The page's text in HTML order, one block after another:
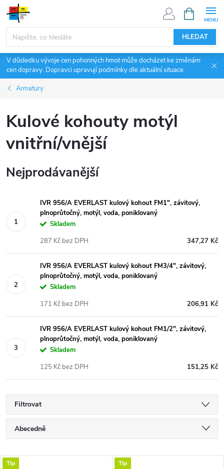
Přejít
obsah
HLEDAT
NÁKUPNÍ
KOŠÍK
V důsledku vývoje cen pohonných hmot může docházet ke změnám
cen dopravy. Dopravci upravují podmínky dle aktuální situace.
Armatury
Kulové kohouty motýl
vnitřní/vnější
Nejprodávanější
IVR 956/A EVERLAST kulový kohout FM1", závitový,
plnoprůtočný, motýl, voda, poniklovaný
Skladem
347,27 Kč
287 Kč bez DPH
IVR 956/A EVERLAST kulový kohout FM3/4", závitový,
plnoprůtočný, motýl, voda, poniklovaný
Skladem
206,91 Kč
171 Kč bez DPH
IVR 956/A EVERLAST kulový kohout FM1/2", závitový,
plnoprůtočný, motýl, voda, poniklovaný
Skladem
151,25 Kč
125 Kč bez DPH
Filtrovat
Ř
a
Abecedně
Tip Tip